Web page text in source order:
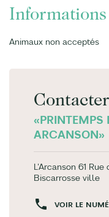
Animaux non acceptés
Contacter
«PRINTEMPS
ARCANSON»
L'Arcanson 61
Biscarrosse ville
VOIR LE